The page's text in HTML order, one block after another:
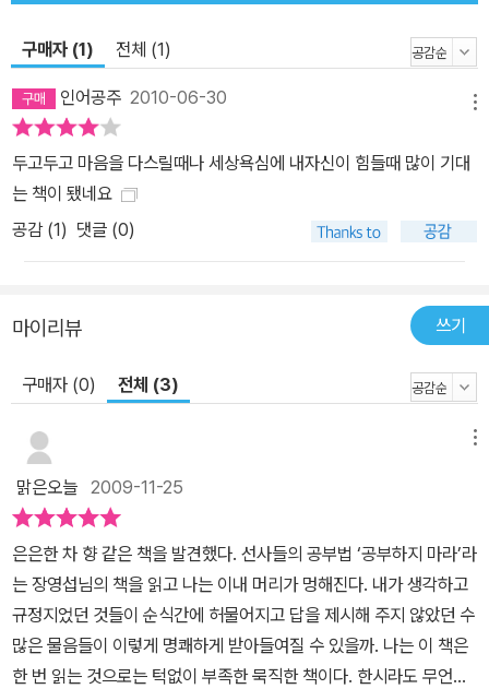
구매자 (1) 전체 (1)
인어공주 2010-06-30
두고두고 마음을 다스릴때나 세상욕심에 내자신이 힘들때 많이 기대
는 책이 됐네요
공감 (1) 댓글 (0)
마이리뷰 쓰기
구매자 (0) 전체 (3)
맑은오늘 2009-11-25
은은한 차 향 같은 책을 발견했다. 선사들의 공부법 ‘공부하지 마라’라
는 장영섭님의 책을 읽고 나는 이내 머리가 멍해진다. 내가 생각하고
규정지었던 것들이 순식간에 허물어지고 답을 제시해 주지 않았던 수
많은 물음들이 이렇게 명쾌하게 받아들여질 수 있을까. 나는 이 책은
한 번 읽는 것으로는 턱없이 부족한 묵직한 책이다. 한시라도 무언가